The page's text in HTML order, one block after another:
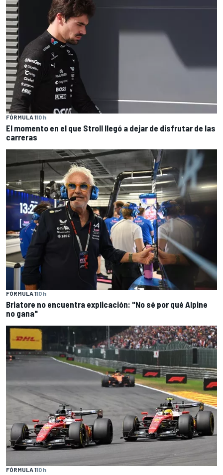
FÓRMULA 110 h
El momento en el que Stroll llegó a dejar de disfrutar de las
carreras
FÓRMULA 110 h
Briatore no encuentra explicación: "No sé por qué Alpine
no gana"
FÓRMULA 110 h